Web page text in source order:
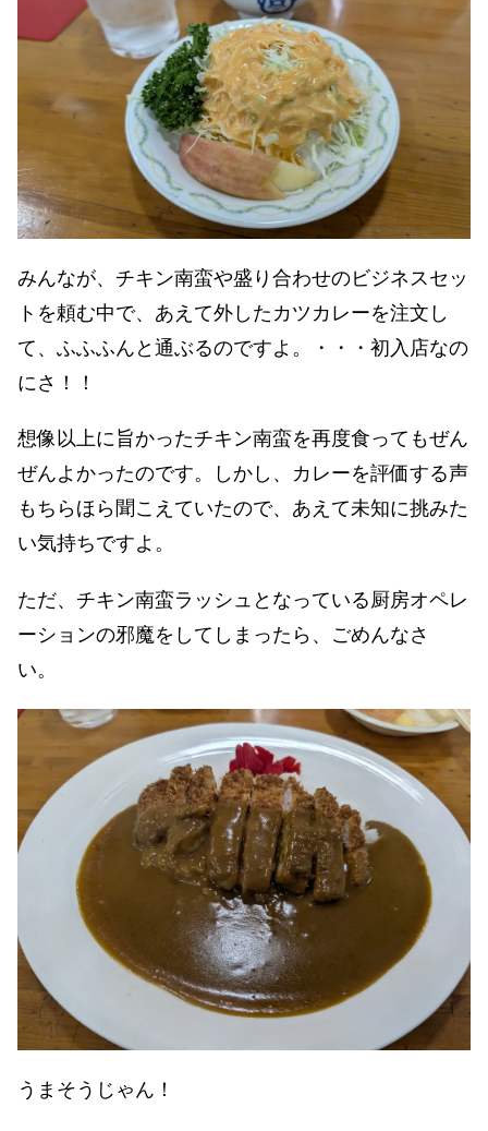
みんなが、チキン南蛮や盛り合わせのビジネスセッ
トを頼む中で、あえて外したカツカレーを注文し
て、ふふふんと通ぶるのですよ。・・・初入店なの
にさ！！
想像以上に旨かったチキン南蛮を再度食ってもぜん
ぜんよかったのです。しかし、カレーを評価する声
もちらほら聞こえていたので、あえて未知に挑みた
い気持ちですよ。
ただ、チキン南蛮ラッシュとなっている厨房オペレ
ーションの邪魔をしてしまったら、ごめんなさ
い。
うまそうじゃん！